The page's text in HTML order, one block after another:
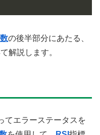
の後半部分にあたる、
解説します。
てエラーステータスを